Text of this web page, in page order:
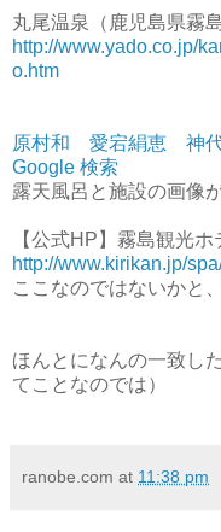
丸尾温泉（鹿児島県霧
http://www.yado.co.jp/
o.htm
原村和 愛宕絹恵 神
Google 検索
露天風呂と施設の画像
【公式HP】霧島観光
http://www.kirikan.jp/
ここなのではないかと
ほんとになんの一致し
てことなのでは）
ranobe.com at 11:38 pm